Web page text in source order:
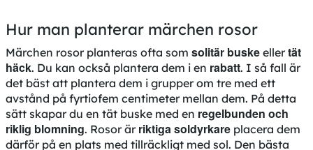
Hur man planterar märchen rosor
Märchen rosor planteras ofta som solitär buske ellertät
häck. Du kan också plantera dem i en rabatt. I så fall är
det bäst att plantera dem i grupper om tre med ett
avstånd på fyrtiofem centimeter mellan dem. På detta
sätt skapar du en tät buske med en regelbunden och
riklig blomning. Rosor ärriktiga soldyrkare placera dem
därför på en plats med tillräckligt med sol. Den bästa